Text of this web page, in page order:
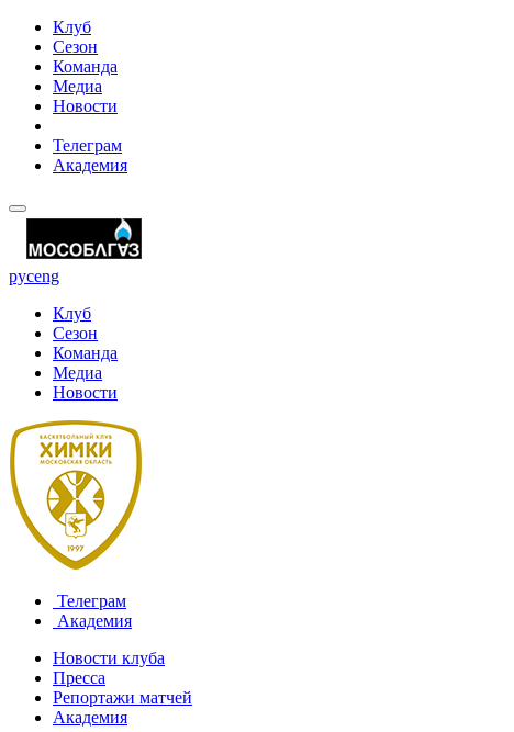
Клуб
Сезон
Команда
Медиа
Новости
Телеграм
Академия
русeng
Клуб
Сезон
Команда
Медиа
Новости
Телеграм
Академия
Новости клуба
Пресса
Репортажи матчей
Академия